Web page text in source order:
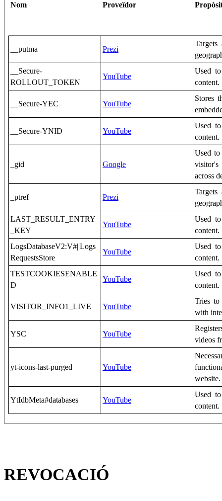
Nom Proveïdor
__putma Prezi
__Secure-
ROLLOUT_TOKEN
YouTube
Used
content.
__Secure-YEC YouTube
Stores
__Secure-YNID YouTube
Used
content.
_gid Google
Used to
visitor's
across
_ptref Prezi
LAST_RESULT_ENTRY
_KEY
YouTube
Used
content.
LogsDatabaseV2:V#||Logs
RequestsStore
YouTube
Used
content.
TESTCOOKIESENABLE
D
YouTube
Used
content.
VISITOR_INFO1_LIVE YouTube
Tries to
with
YSC YouTube
videos
yt-icons-last-purged YouTube
website.
YtIdbMeta#databases YouTube
Used
content.
REVOCACIÓ